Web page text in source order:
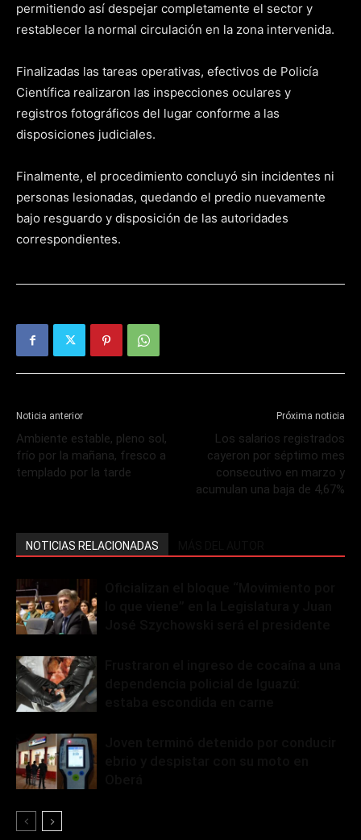
permitiendo así despejar completamente el sector y
restablecer la normal circulación en la zona intervenida.
Finalizadas las tareas operativas, efectivos de Policía
Científica realizaron las inspecciones oculares y
registros fotográficos del lugar conforme a las
disposiciones judiciales.
Finalmente, el procedimiento concluyó sin incidentes ni
personas lesionadas, quedando el predio nuevamente
bajo resguardo y disposición de las autoridades
correspondientes.
Noticia anterior
Ambiente estable, pleno sol,
frío por la mañana, fresco a
templado por la tarde
Próxima noticia
Los salarios registrados
cayeron por séptimo mes
consecutivo en marzo y
acumulan una baja de 4,67%
NOTICIAS RELACIONADAS